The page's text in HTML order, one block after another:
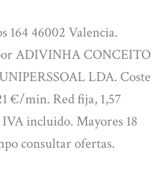
164 46002 Valencia.
ADIVINHA CONCEITO
LDA. Coste
€/min. Red fija, 1,57
incluido. Mayores 18
consultar ofertas.